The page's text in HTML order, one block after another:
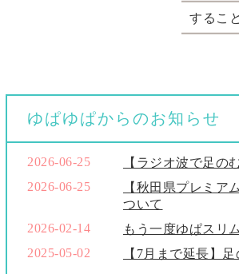
するこ
ゆぱゆぱからのお知らせ
2026-06-25
【ラジオ波で足の
2026-06-25
【秋田県プレミア
ついて
2026-02-14
もう一度ゆぱスリ
2025-05-02
【7月まで延長】